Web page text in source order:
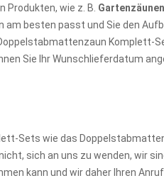
wie z. B. Gartenzäunen
am besten passt und Sie den
Sie Ihr Wunschlieferdatum
Sets wie das
sich an uns zu wenden, wir
kann und wir daher Ihren